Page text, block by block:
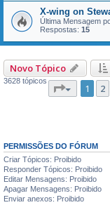
X-wing on
Última Mensagem
Respostas: 15
Novo Tópico
3628 tópicos
Página 1
1 2
PERMISSÕES DO FÓRUM
Criar Tópicos: Proibido
Responder Tópicos: Proibido
Editar Mensagens: Proibido
Apagar Mensagens: Proibido
Enviar anexos: Proibido